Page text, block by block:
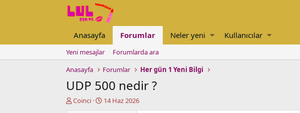
Anasayfa Forumlar Neler yeni Kullanıcılar
Yeni mesajlar
Forumlarda ara
Anasayfa
Forumlar Her gün 1 Yeni Bilgi
UDP 500 nedir ?
K
Coinci
B14 Haz 2026